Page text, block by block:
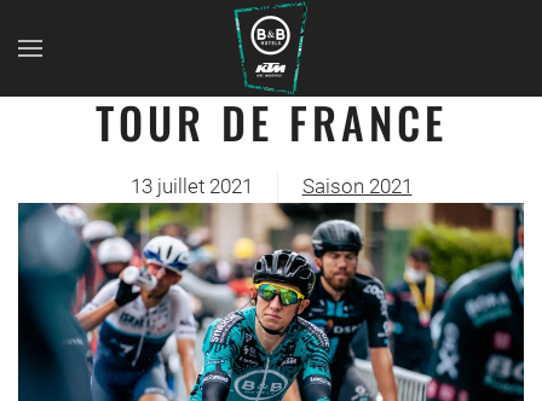
TOUR DE FRANCE
13 juillet 2021 Saison 2021